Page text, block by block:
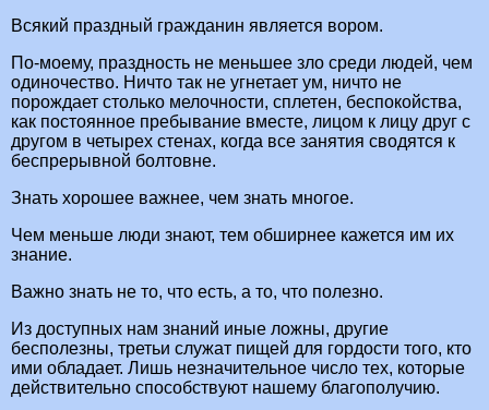
Всякий праздный гражданин является вором.
По-моему, праздность не меньшее зло среди людей, чем
одиночество. Ничто так не угнетает ум, ничто не
порождает столько мелочности, сплетен, беспокойства,
как постоянное пребывание вместе, лицом к лицу друг с
другом в четырех стенах, когда все занятия сводятся к
беспрерывной болтовне.
Знать хорошее важнее, чем знать многое.
Чем меньше люди знают, тем обширнее кажется им их
знание.
Важно знать не то, что есть, а то, что полезно.
Из доступных нам знаний иные ложны, другие
бесполезны, третьи служат пищей для гордости того, кто
ими обладает. Лишь незначительное число тех, которые
действительно способствуют нашему благополучию.